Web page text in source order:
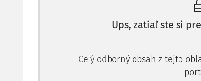
Ups, zatiaľ ste si
Celý odborný obsah z tejto